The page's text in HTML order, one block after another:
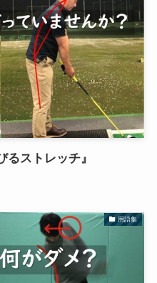
るストレッチ』
用語集